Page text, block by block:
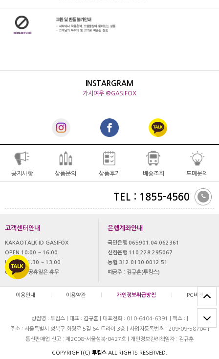
INSTARGRAM
가시여우 @GASIFOX
공지사항 상품문의 상품후기 배송조회 도매문의
TEL : 1855-4560
고객센터안내
KAKAOTALK ID GASIFOX
OPEN 10:00 ~ 16:00
LUNCH 11:30 ~ 13:00
OFF 토,일 공휴일은 휴무
은행계좌안내
국민은행 065901.04.062361
신한은행 110.228.295067
농협 312.0130.0012.51
예금주 : 김규훈(투킴스)
이용안내 이용약관 개인정보취급방침 PC버젼
상점명 : 투킴스 대표 : 김규훈 대표전화 : 010-6404-6391 팩스 :
주소 : 서울특별시 성북구 화랑로 5길 64 트라이 3층
사업자등록번호 : 209-09-58704 |
통신판매업 신고 : 제2008-서울성북-0427호
개인정보관리책임자 : 김규훈
COPYRIGHT(C) 투킴스 ALL RIGHTS RESERVED.